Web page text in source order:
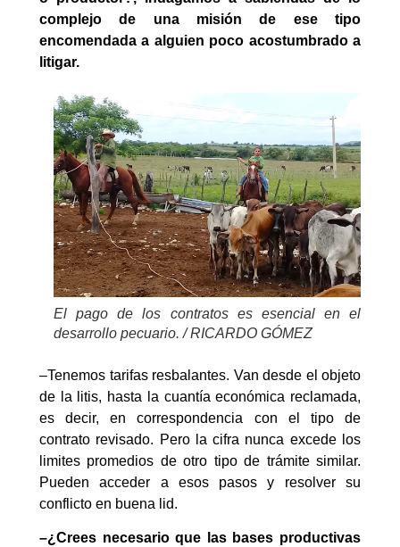
complejo de una misión de ese tipo
encomendada a alguien poco acostumbrado a
litigar.
El pago de los contratos es esencial en el
desarrollo pecuario. / RICARDO GÓMEZ
–Tenemos tarifas resbalantes. Van desde el objeto
de la litis, hasta la cuantía económica reclamada,
es decir, en correspondencia con el tipo de
contrato revisado. Pero la cifra nunca excede los
limites promedios de otro tipo de trámite similar.
Pueden acceder a esos pasos y resolver su
conflicto en buena lid.
–¿Crees necesario que las bases productivas